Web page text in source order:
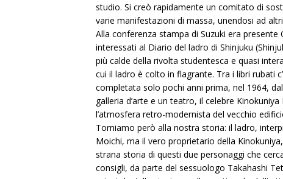
studio. Si creò rapidamente un comitato di
varie manifestazioni di massa, unendosi ad
Alla conferenza stampa di Suzuki era
interessati al Diario del ladro di Shinjuku
più calde della rivolta studentesca e quasi
cui il ladro è colto in flagrante. Tra i libri rubati
completata solo pochi anni prima, nel 1964,
galleria d’arte e un teatro, il celebre
l’atmosfera retro-modernista del vecchio
Torniamo però alla nostra storia: il ladro,
Moichi, ma il vero proprietario della
strana storia di questi due personaggi che
consigli, da parte del sessuologo Takahashi